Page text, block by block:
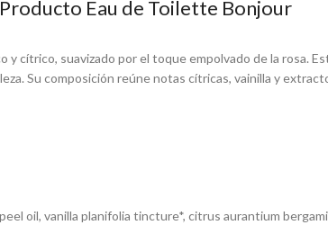
Producto Eau de Toilette Bonjour
cítrico, suavizado por el toque empolvado de la rosa.
Su composición reúne notas cítricas, vainilla y
oil, vanilla planifolia tincture*, citrus aurantium